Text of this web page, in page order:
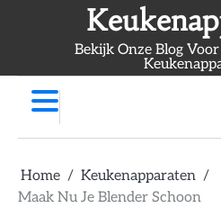
Bekijk Onze Blog
Home
Keukenapparaten
Maak Nu Je Blender Schoon